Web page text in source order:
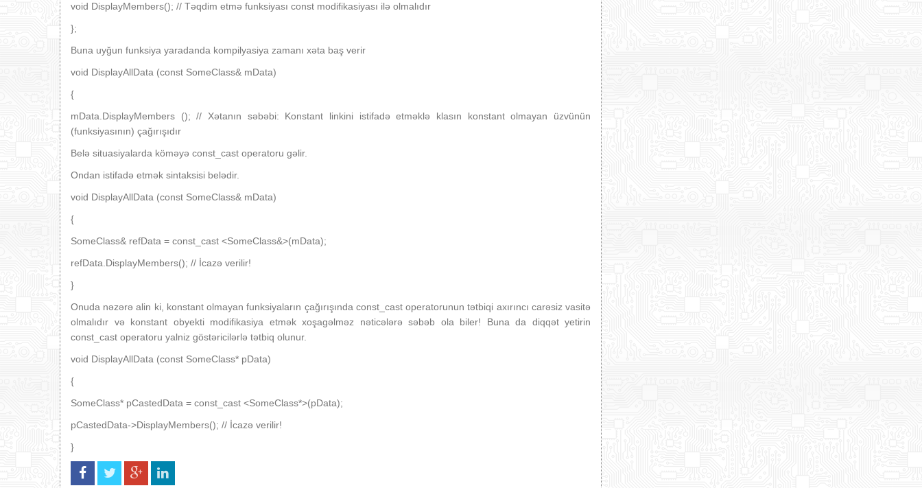
void DisplayMembers(); // Təqdim etmə funksiyası const modifikasiyası ilə olmalıdır
};
Buna uyğun funksiya yaradanda kompilyasiya zamanı xəta baş verir
void DisplayAllData (const SomeClass& mData)
{
mData.DisplayMembers (); // Xətanın səbəbi: Konstant linkini istifadə etməklə klasın konstant olmayan üzvünün
(funksiyasının) çağırışıdır
Belə situasiyalarda köməyə const_cast operatoru gəlir.
Ondan istifadə etmək sintaksisi belədir.
void DisplayAllData (const SomeClass& mData)
{
SomeClass& refData = const_cast <SomeClass&>(mData);
refData.DisplayMembers(); // İcazə verilir!
}
Onuda nəzərə alin ki, konstant olmayan funksiyaların çağırışında const_cast operatorunun tətbiqi axırıncı carəsiz vasitə
olmalıdır və konstant obyekti modifikasiya etmək xoşagəlməz nəticələrə səbəb ola biler! Buna da diqqət yetirin
const_cast operatoru yalniz göstəricilərlə tətbiq olunur.
void DisplayAllData (const SomeClass* pData)
{
SomeClass* pCastedData = const_cast <SomeClass*>(pData);
pCastedData->DisplayMembers(); // İcazə verilir!
}